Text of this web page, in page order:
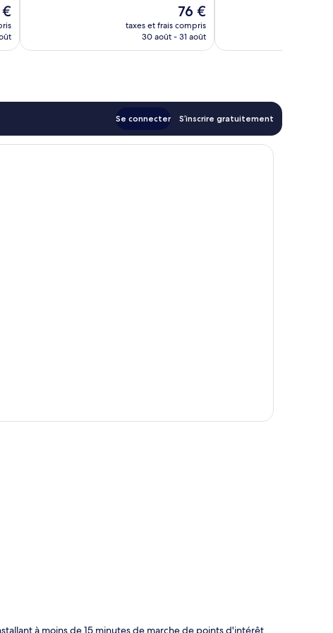
Le
nouveau
prix
76 €
taxes et frais compris
30 août - 31 août
Se connecter S’inscrire gratuitement
à moins de 15 minutes de marche de points d'intérêt